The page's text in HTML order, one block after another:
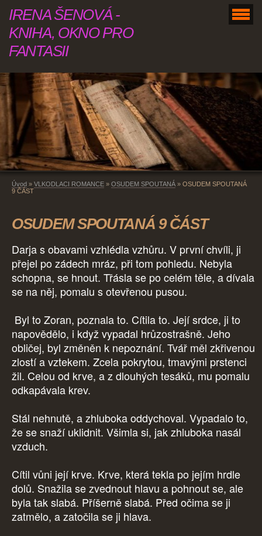
IRENA ŠENOVÁ -
KNIHA, OKNO PRO
FANTASII
Úvod » VLKODLACI ROMANCE » OSUDEM SPOUTANÁ » OSUDEM SPOUTANÁ
9 ČÁST
OSUDEM SPOUTANÁ 9 ČÁST
Darja s obavami vzhlédla vzhůru. V první chvíli, ji
přejel po zádech mráz, při tom pohledu. Nebyla
schopna, se hnout. Třásla se po celém těle, a dívala
se na něj, pomalu s otevřenou pusou.
Byl to Zoran, poznala to. Cítila to. Její srdce, ji to
napovědělo, i když vypadal hrůzostrašně. Jeho
obličej, byl změněn k nepoznání. Tvář měl zkřivenou
zlostí a vztekem. Zcela pokrytou, tmavými prstenci
žil. Celou od krve, a z dlouhých tesáků, mu pomalu
odkapávala krev.
Stál nehnutě, a zhluboka oddychoval. Vypadalo to,
že se snaží uklidnit. Všimla si, jak zhluboka nasál
vzduch.
Cítil vůni její krve. Krve, která tekla po jejím hrdle
dolů. Snažila se zvednout hlavu a pohnout se, ale
byla tak slabá. Příšerně slabá. Před očima se ji
zatmělo, a zatočila se ji hlava.